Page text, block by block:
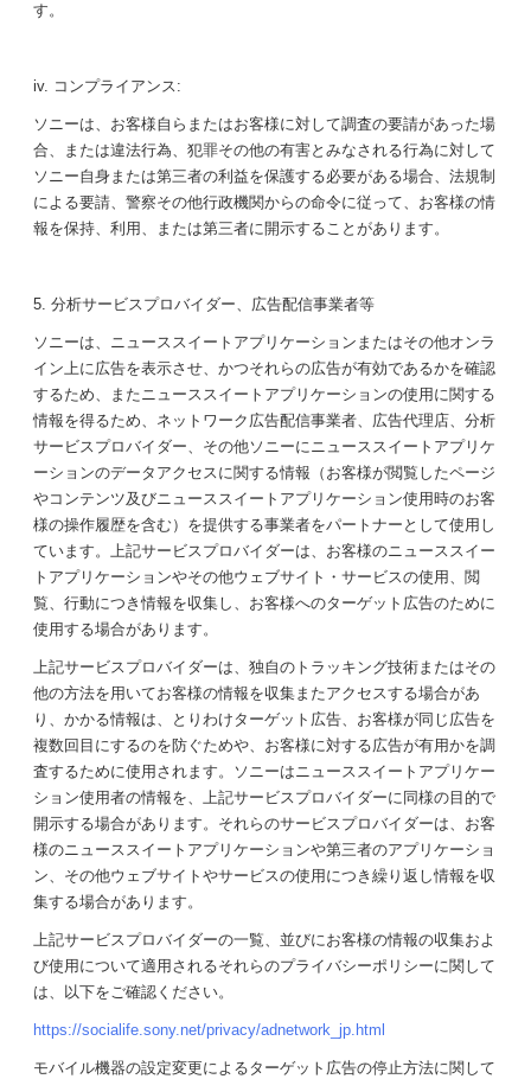
す。
iv. コンプライアンス:
ソニーは、お客様自らまたはお客様に対して調査の要請があった場
合、または違法行為、犯罪その他の有害とみなされる行為に対して
ソニー自身または第三者の利益を保護する必要がある場合、法規制
による要請、警察その他行政機関からの命令に従って、お客様の情
報を保持、利用、または第三者に開示することがあります。
5. 分析サービスプロバイダー、広告配信事業者等
ソニーは、ニューススイートアプリケーションまたはその他オンラ
イン上に広告を表示させ、かつそれらの広告が有効であるかを確認
するため、またニューススイートアプリケーションの使用に関する
情報を得るため、ネットワーク広告配信事業者、広告代理店、分析
サービスプロバイダー、その他ソニーにニューススイートアプリケ
ーションのデータアクセスに関する情報（お客様が閲覧したページ
やコンテンツ及びニューススイートアプリケーション使用時のお客
様の操作履歴を含む）を提供する事業者をパートナーとして使用し
ています。上記サービスプロバイダーは、お客様のニューススイー
トアプリケーションやその他ウェブサイト・サービスの使用、閲
覧、行動につき情報を収集し、お客様へのターゲット広告のために
使用する場合があります。
上記サービスプロバイダーは、独自のトラッキング技術またはその
他の方法を用いてお客様の情報を収集またアクセスする場合があ
り、かかる情報は、とりわけターゲット広告、お客様が同じ広告を
複数回目にするのを防ぐためや、お客様に対する広告が有用かを調
査するために使用されます。ソニーはニューススイートアプリケー
ション使用者の情報を、上記サービスプロバイダーに同様の目的で
開示する場合があります。それらのサービスプロバイダーは、お客
様のニューススイートアプリケーションや第三者のアプリケーショ
ン、その他ウェブサイトやサービスの使用につき繰り返し情報を収
集する場合があります。
上記サービスプロバイダーの一覧、並びにお客様の情報の収集およ
び使用について適用されるそれらのプライバシーポリシーに関して
は、以下をご確認ください。
https://socialife.sony.net/privacy/adnetwork_jp.html
モバイル機器の設定変更によるターゲット広告の停止方法に関して